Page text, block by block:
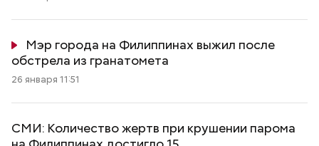
Мэр города на Филиппинах выжил после
обстрела из гранатомета
26 января 11:51
СМИ: Количество жертв при крушении парома